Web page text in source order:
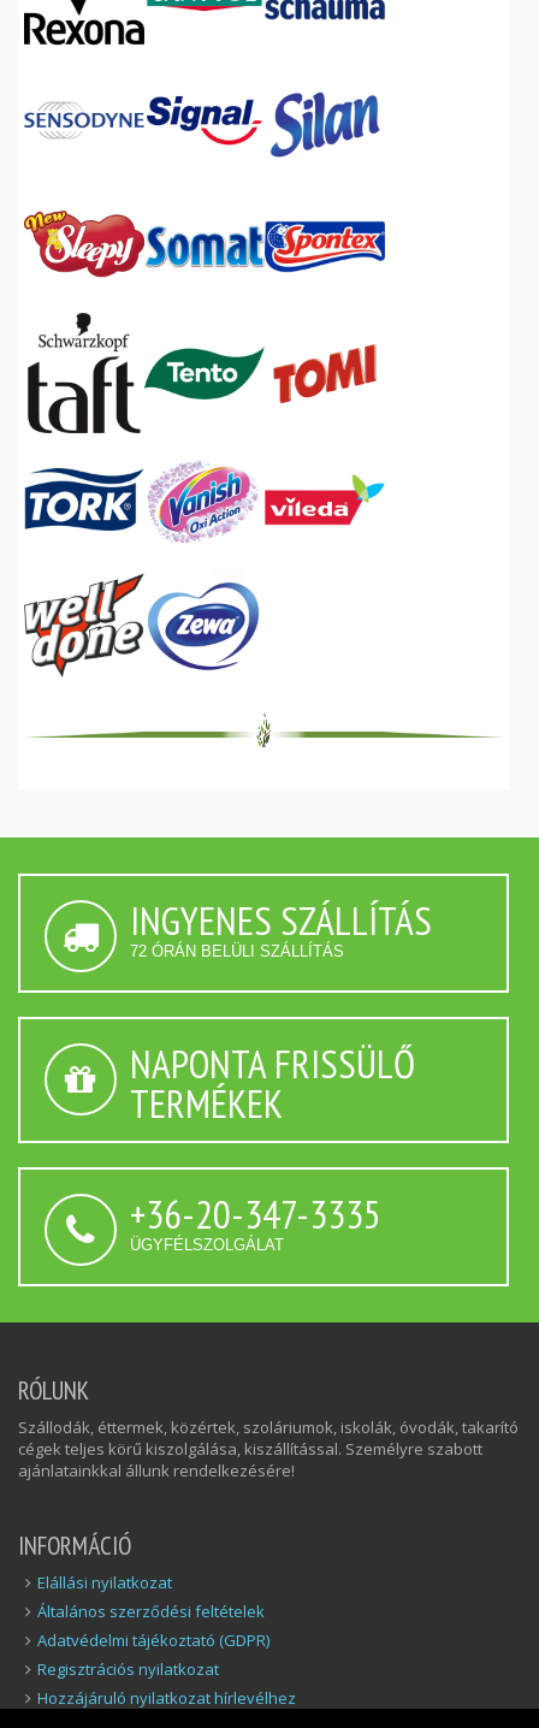
INGYENES SZÁLLÍTÁS
72 ÓRÁN BELÜLI SZÁLLÍTÁS
NAPONTA FRISSÜLŐ
TERMÉKEK
+36-20-347-3335
ÜGYFÉLSZOLGÁLAT
RÓLUNK
Szállodák, éttermek, közértek, szoláriumok, iskolák, óvodák, takarító
cégek teljes körű kiszolgálása, kiszállítással. Személyre szabott
ajánlatainkkal állunk rendelkezésére!
INFORMÁCIÓ
Elállási nyilatkozat
Általános szerződési feltételek
Adatvédelmi tájékoztató (GDPR)
Regisztrációs nyilatkozat
Hozzájáruló nyilatkozat hírlevélhez